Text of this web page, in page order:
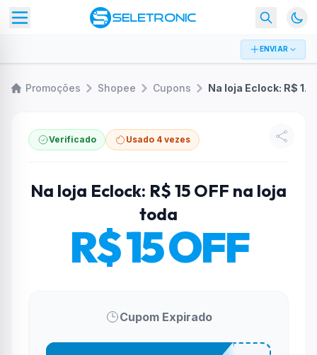
ENVIAR
Promoções Shopee Cupons Na loja Eclock: R$ 15 OFF na loja toda
Verificado Usado 4 vezes
Na loja Eclock: R$ 15 OFF na loja
toda
R$ 15 OFF
Cupom Expirado